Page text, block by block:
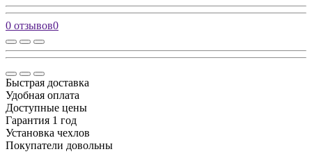
0 отзывов0
Быстрая доставка
Удобная оплата
Доступные цены
Гарантия 1 год
Установка чехлов
Покупатели довольны